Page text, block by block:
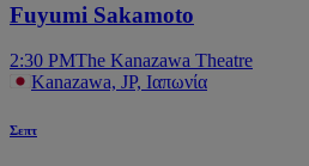
Fuyumi Sakamoto
2:30 PMThe Kanazawa Theatre
Kanazawa, JP, Ιαπωνία
Σεπτ